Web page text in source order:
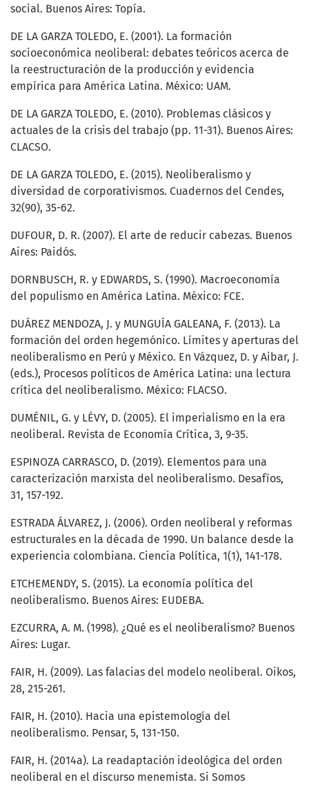
social. Buenos Aires: Topía.
DE LA GARZA TOLEDO, E. (2001). La formación
socioeconómica neoliberal: debates teóricos acerca de
la reestructuración de la producción y evidencia
empírica para América Latina. México: UAM.
DE LA GARZA TOLEDO, E. (2010). Problemas clásicos y
actuales de la crisis del trabajo (pp. 11-31). Buenos Aires:
CLACSO.
DE LA GARZA TOLEDO, E. (2015). Neoliberalismo y
diversidad de corporativismos. Cuadernos del Cendes,
32(90), 35-62.
DUFOUR, D. R. (2007). El arte de reducir cabezas. Buenos
Aires: Paidós.
DORNBUSCH, R. y EDWARDS, S. (1990). Macroeconomía
del populismo en América Latina. México: FCE.
DUÁREZ MENDOZA, J. y MUNGUÍA GALEANA, F. (2013). La
formación del orden hegemónico. Límites y aperturas del
neoliberalismo en Perú y México. En Vázquez, D. y Aibar, J.
(eds.), Procesos políticos de América Latina: una lectura
crítica del neoliberalismo. México: FLACSO.
DUMÉNIL, G. y LÉVY, D. (2005). El imperialismo en la era
neoliberal. Revista de Economía Crítica, 3, 9-35.
ESPINOZA CARRASCO, D. (2019). Elementos para una
caracterización marxista del neoliberalismo. Desafíos,
31, 157-192.
ESTRADA ÁLVAREZ, J. (2006). Orden neoliberal y reformas
estructurales en la década de 1990. Un balance desde la
experiencia colombiana. Ciencia Política, 1(1), 141-178.
ETCHEMENDY, S. (2015). La economía política del
neoliberalismo. Buenos Aires: EUDEBA.
EZCURRA, A. M. (1998). ¿Qué es el neoliberalismo? Buenos
Aires: Lugar.
FAIR, H. (2009). Las falacias del modelo neoliberal. Oikos,
28, 215-261.
FAIR, H. (2010). Hacia una epistemología del
neoliberalismo. Pensar, 5, 131-150.
FAIR, H. (2014a). La readaptación ideológica del orden
neoliberal en el discurso menemista. Si Somos